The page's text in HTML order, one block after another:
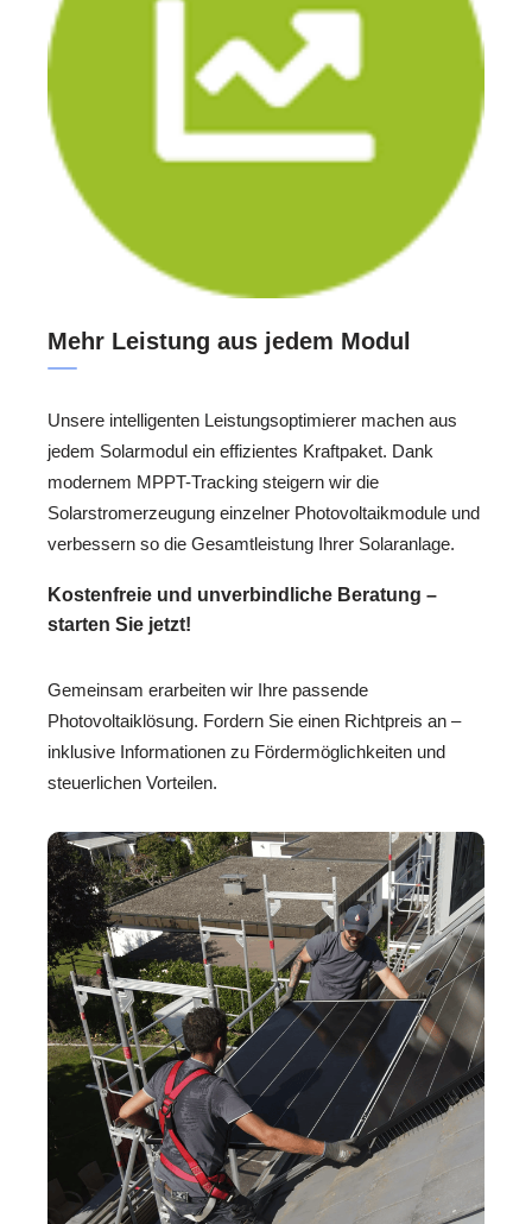
Mehr Leistung aus jedem Modul
Unsere intelligenten Leistungsoptimierer machen aus
jedem Solarmodul ein effizientes Kraftpaket. Dank
modernem MPPT-Tracking steigern wir die
Solarstromerzeugung einzelner Photovoltaikmodule und
verbessern so die Gesamtleistung Ihrer Solaranlage.
Kostenfreie und unverbindliche Beratung –
starten Sie jetzt!
Gemeinsam erarbeiten wir Ihre passende
Photovoltaiklösung. Fordern Sie einen Richtpreis an –
inklusive Informationen zu Fördermöglichkeiten und
steuerlichen Vorteilen.